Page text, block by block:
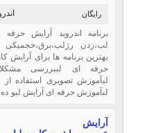
رایگان
برنامه اندروید آرایش حرفه
لب،زدن رژلب،برق،حجمیکی
بهترین برنامه ها برای آرایش
حرفه ای لببررسی
لبآموزش تصویری استفاده از
لبآموزش حرفه ای آرایش لبو ده
می تونید آموزش ببینیدبرخی
عناوین مطالب م...
آرایش